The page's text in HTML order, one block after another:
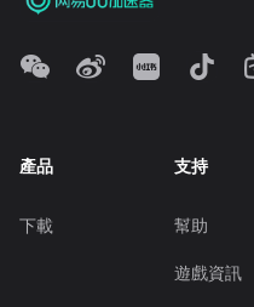
產品
下載
支持
幫助
遊戲資訊